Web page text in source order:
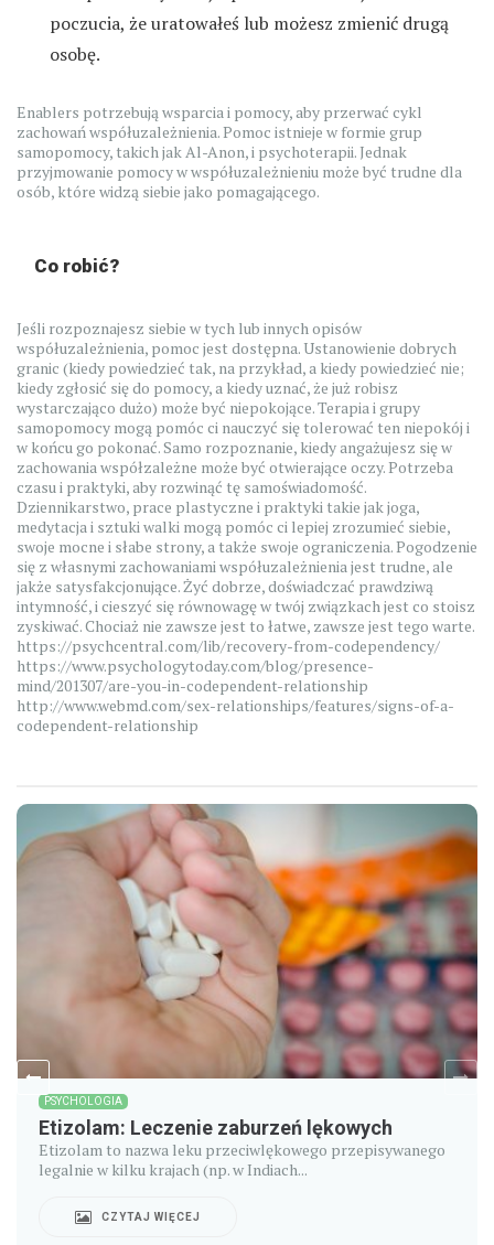
poczucia, że uratowałeś lub możesz zmienić drugą
osobę.
Enablers potrzebują wsparcia i pomocy, aby przerwać cykl
zachowań współuzależnienia. Pomoc istnieje w formie grup
samopomocy, takich jak Al-Anon, i psychoterapii. Jednak
przyjmowanie pomocy w współuzależnieniu może być trudne dla
osób, które widzą siebie jako pomagającego.
Co robić?
Jeśli rozpoznajesz siebie w tych lub innych opisów
współuzależnienia, pomoc jest dostępna. Ustanowienie dobrych
granic (kiedy powiedzieć tak, na przykład, a kiedy powiedzieć nie;
kiedy zgłosić się do pomocy, a kiedy uznać, że już robisz
wystarczająco dużo) może być niepokojące. Terapia i grupy
samopomocy mogą pomóc ci nauczyć się tolerować ten niepokój i
w końcu go pokonać. Samo rozpoznanie, kiedy angażujesz się w
zachowania współzależne może być otwierające oczy. Potrzeba
czasu i praktyki, aby rozwinąć tę samoświadomość.
Dziennikarstwo, prace plastyczne i praktyki takie jak joga,
medytacja i sztuki walki mogą pomóc ci lepiej zrozumieć siebie,
swoje mocne i słabe strony, a także swoje ograniczenia. Pogodzenie
się z własnymi zachowaniami współuzależnienia jest trudne, ale
jakże satysfakcjonujące. Żyć dobrze, doświadczać prawdziwą
intymność, i cieszyć się równowagę w twój związkach jest co stoisz
zyskiwać. Chociaż nie zawsze jest to łatwe, zawsze jest tego warte.
https://psychcentral.com/lib/recovery-from-codependency/
https://www.psychologytoday.com/blog/presence-
mind/201307/are-you-in-codependent-relationship
http://www.webmd.com/sex-relationships/features/signs-of-a-
codependent-relationship
PSYCHOLOGIA
Etizolam: Leczenie zaburzeń lękowych
Etizolam to nazwa leku przeciwlękowego przepisywanego
legalnie w kilku krajach (np. w Indiach...
CZYTAJ WIĘCEJ